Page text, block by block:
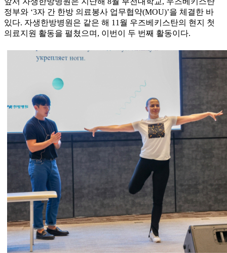
정부와 ‘3자 간 한방 의료봉사 업무협약(MOU)’을 체결한 바
있다. 자생한방병원은 같은 해 11월 우즈베키스탄의 현지 첫
의료지원 활동을 펼쳤으며, 이번이 두 번째 활동이다.